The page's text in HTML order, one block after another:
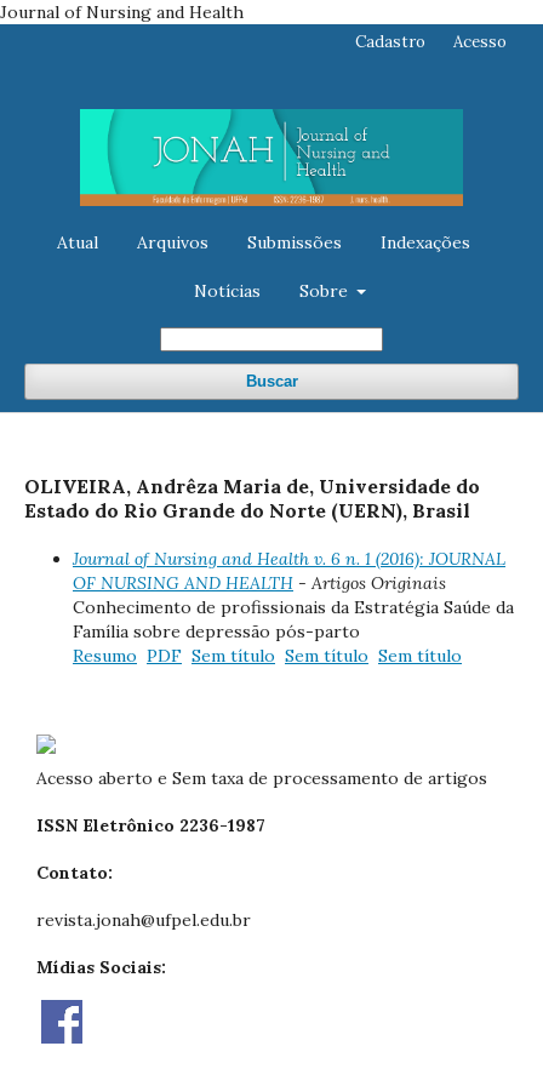
Journal of Nursing and Health
Atual Arquivos Submissões Indexações
Notícias Sobre
Buscar
Cadastro Acesso
OLIVEIRA, Andrêza Maria de, Universidade do
Estado do Rio Grande do Norte (UERN), Brasil
Journal of Nursing and Health v. 6 n. 1 (2016): JOURNAL
OF NURSING AND HEALTH - Artigos Originais
Conhecimento de profissionais da Estratégia Saúde da
Família sobre depressão pós-parto
Resumo PDF Sem título Sem título Sem título
Acesso aberto e Sem taxa de processamento de artigos
ISSN Eletrônico 2236-1987
Contato:
revista.jonah@ufpel.edu.br
Mídias Sociais: